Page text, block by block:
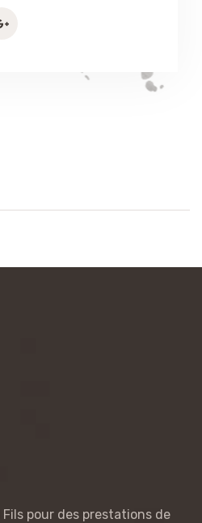
pour des prestations de